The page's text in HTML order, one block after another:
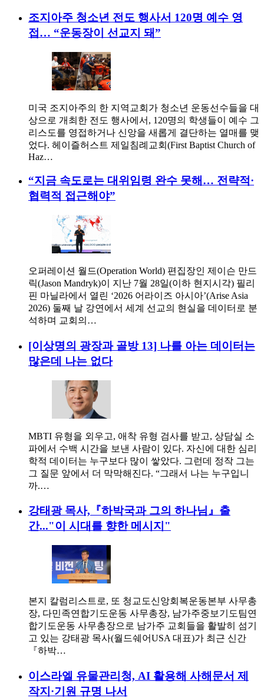
조지아주 청소년 전도 행사서 120명 예수 영
접… “운동장이 선교지 돼”
미국 조지아주의 한 지역교회가 청소년 운동선수들을 대
상으로 개최한 전도 행사에서, 120명의 학생들이 예수 그
리스도를 영접하거나 신앙을 새롭게 결단하는 열매를 맺
었다. 헤이즐허스트 제일침례교회(First Baptist Church of
Haz…
“지금 속도로는 대위임령 완수 못해… 전략적·
협력적 접근해야”
오퍼레이션 월드(Operation World) 편집장인 제이슨 만드
릭(Jason Mandryk)이 지난 7월 28일(이하 현지시각) 필리
핀 마닐라에서 열린 ‘2026 어라이즈 아시아’(Arise Asia
2026) 둘째 날 강연에서 세계 선교의 현실을 데이터로 분
석하며 교회의…
[이상명의 광장과 골방 13] 나를 아는 데이터는
많은데 나는 없다
MBTI 유형을 외우고, 애착 유형 검사를 받고, 상담실 소
파에서 수백 시간을 보낸 사람이 있다. 자신에 대한 심리
학적 데이터는 누구보다 많이 쌓았다. 그런데 정작 그는
그 질문 앞에서 더 막막해진다. “그래서 나는 누구입니
까.…
강태광 목사,『하박국과 그의 하나님』출
간..."이 시대를 향한 메시지"
본지 칼럼리스트로, 또 청교도신앙회복운동본부 사무총
장, 다민족연합기도운동 사무총장, 남가주중보기도팀연
합기도운동 사무총장으로 남가주 교회들을 활발히 섬기
고 있는 강태광 목사(월드쉐어USA 대표)가 최근 신간
『하박…
이스라엘 유물관리청, AI 활용해 사해문서 제
작지·기원 규명 나서